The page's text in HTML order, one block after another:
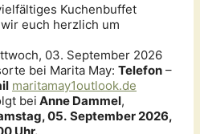
Kuchenbuffet
euch herzlich um
03. September 2026
bei Marita May: Telefon –
maritamay1outlook.de
bei Anne Dammel,
05. September 2026,